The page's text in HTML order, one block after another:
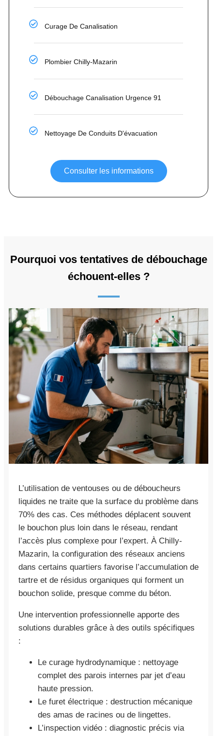
Curage De Canalisation
Plombier Chilly-Mazarin
Débouchage Canalisation Urgence 91
Nettoyage De Conduits D'évacuation
Consulter les informations
Pourquoi vos tentatives de débouchage
échouent-elles ?
L’utilisation de ventouses ou de déboucheurs
liquides ne traite que la surface du problème dans
70% des cas. Ces méthodes déplacent souvent
le bouchon plus loin dans le réseau, rendant
l’accès plus complexe pour l’expert. À Chilly-
Mazarin, la configuration des réseaux anciens
dans certains quartiers favorise l’accumulation de
tartre et de résidus organiques qui forment un
bouchon solide, presque comme du béton.
Une intervention professionnelle apporte des
solutions durables grâce à des outils spécifiques
:
Le curage hydrodynamique : nettoyage
complet des parois internes par jet d’eau
haute pression.
Le furet électrique : destruction mécanique
des amas de racines ou de lingettes.
L’inspection vidéo : diagnostic précis via